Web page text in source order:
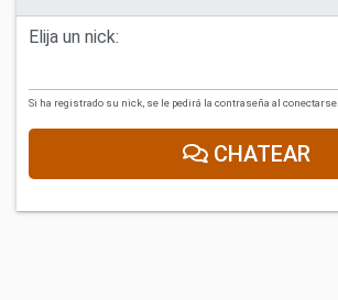
Elija un nick:
Si ha registrado su nick, se le pedirá la contraseña al conectarse.
CHATEAR